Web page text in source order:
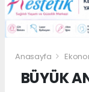
Anasayfa
BÜYÜK